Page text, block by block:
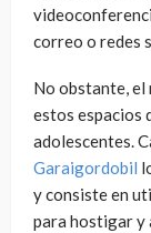
correo o redes
No obstante,
estos espacios
adolescentes.
Garaigordobil
y consiste en
para hostigar y